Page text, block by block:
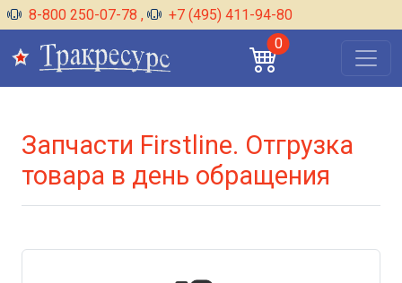
8-800 250-07-78 ,
+7 (495) 411-94-80
0
Запчасти Firstline. Отгрузка
товара в день обращения